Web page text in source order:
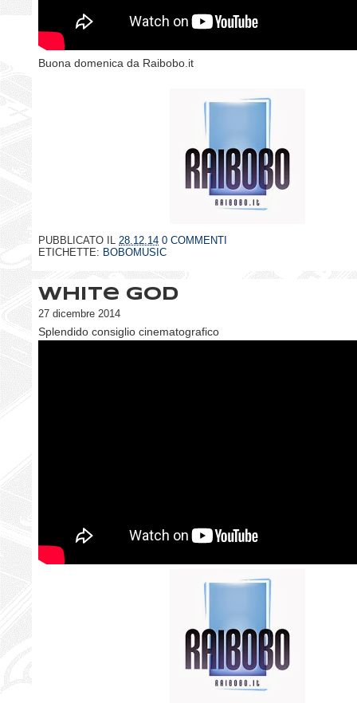
Buona domenica da Raibobo.it
PUBBLICATO IL 28.12.14 0 COMMENTI
ETICHETTE: BOBOMUSIC
White god
27 dicembre 2014
Splendido consiglio cinematografico